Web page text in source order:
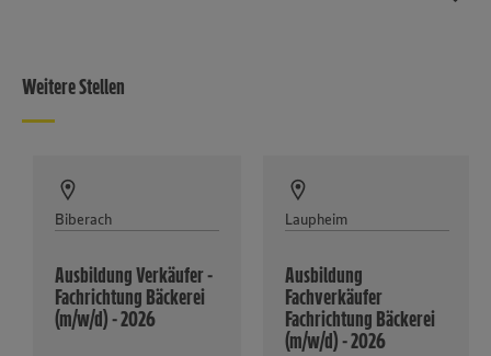
Weitere Stellen
Biberach
Ausbildung Verkäufer -
Fachrichtung Bäckerei
(m/w/d) - 2026
Laupheim
Ausbildung
Fachverkäufer
Fachrichtung Bäckerei
(m/w/d) - 2026